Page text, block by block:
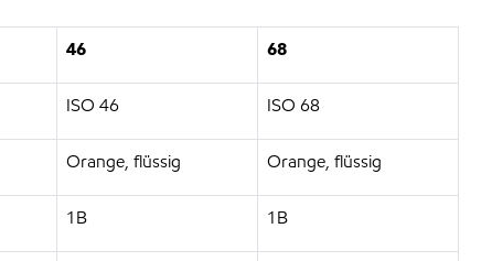
46 68
ISO 46 ISO 68
Orange, flüssig Orange, flüssig
1B 1B